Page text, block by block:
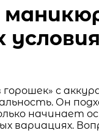
с
Он
начинает
вариациях.